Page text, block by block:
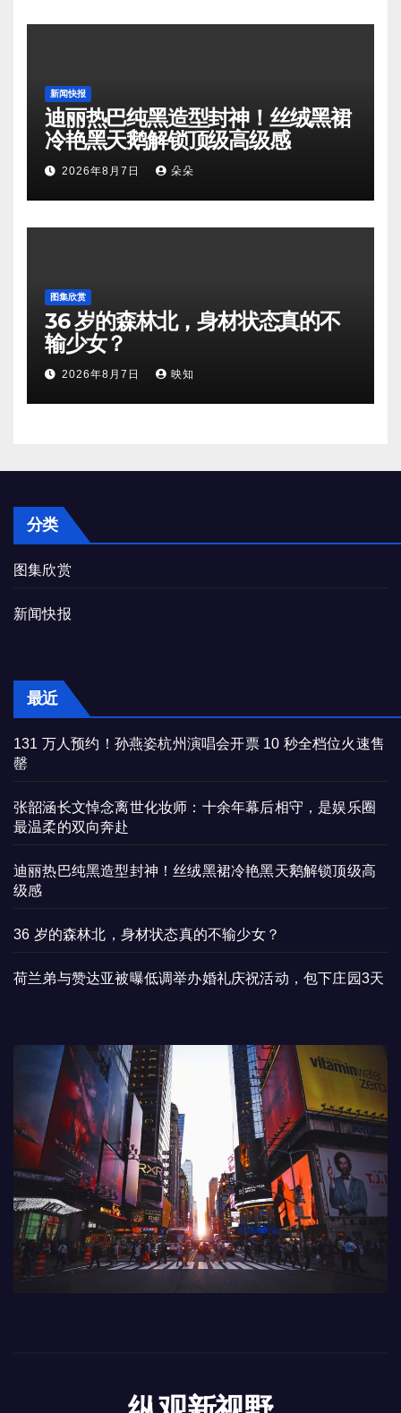
新闻快报
迪丽热巴纯黑造型封神！丝绒黑裙
冷艳黑天鹅解锁顶级高级感
2026年8月7日 朵朵
图集欣赏
36 岁的森林北，身材状态真的不
输少女？
2026年8月7日 映知
分类
图集欣赏
新闻快报
最近
131 万人预约！孙燕姿杭州演唱会开票 10 秒全档位火速售
罄
张韶涵长文悼念离世化妆师：十余年幕后相守，是娱乐圈
最温柔的双向奔赴
迪丽热巴纯黑造型封神！丝绒黑裙冷艳黑天鹅解锁顶级高
级感
36 岁的森林北，身材状态真的不输少女？
荷兰弟与赞达亚被曝低调举办婚礼庆祝活动，包下庄园3天